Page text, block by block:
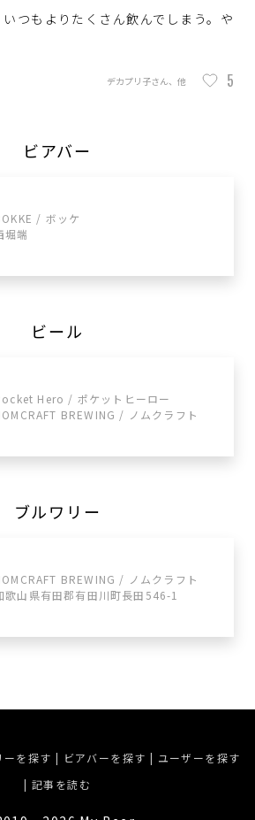
つもよりたくさん飲んでしまう。や
5
デカプリ子さん、他
ビアバー
/ ボッケ
堀端
ビール
Hero / ポケットヒーロー
BREWING / ノムクラフト
ブルワリー
BREWING / ノムクラフト
歌山県有田郡有田川町長田546-1
ーを探す | ビアバーを探す | ユーザーを探す
| 記事を読む